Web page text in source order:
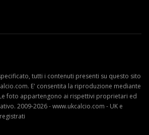
tutti i contenuti presenti su questo sito
E' consentita la riproduzione mediante
foto appartengono ai rispettivi proprietari ed
2009-2026 - www.ukcalcio.com - UK e